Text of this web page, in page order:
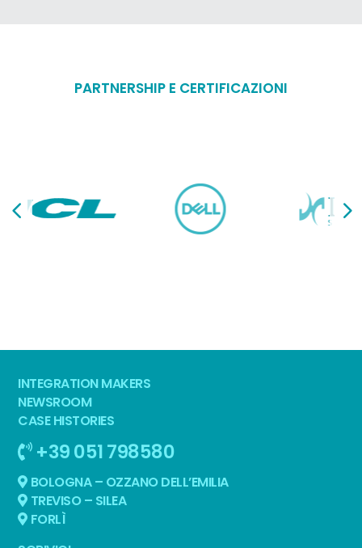
PARTNERSHIP E CERTIFICAZIONI
INTEGRATION MAKERS
NEWSROOM
CASE HISTORIES
+39 051 798580
BOLOGNA – OZZANO DELL’EMILIA
TREVISO – SILEA
FORLÌ